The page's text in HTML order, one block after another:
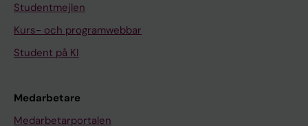
Studentmejlen
Kurs- och programwebbar
Student på KI
Medarbetare
Medarbetarportalen